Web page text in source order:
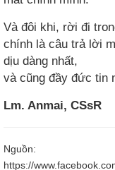
Và đôi khi, rời đi
chính là câu trả lời
dịu dàng nhất,
và cũng đầy đức tin
Lm. Anmai, CSsR
Nguồn:
https://